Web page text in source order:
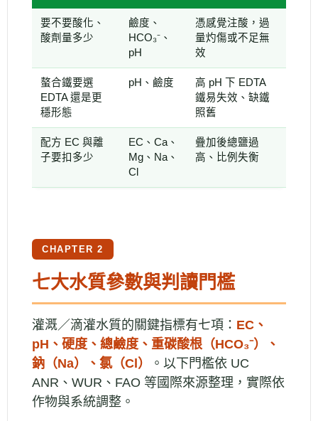
要不要酸化、
酸劑量多少
鹼度、
HCO₃⁻、
pH
憑感覺注酸，過
量灼傷或不足無
效
螯合鐵要選
EDTA 還是更
穩形態
pH、鹼度
高 pH 下 EDTA
鐵易失效、缺鐵
照舊
配方 EC 與離
子要扣多少
EC、Ca、
Mg、Na、
Cl
疊加後總鹽過
高、比例失衡
CHAPTER 2
七大水質參數與判讀門檻
灌溉／滴灌水質的關鍵指標有七項： EC、
pH、硬度、總鹼度、重碳酸根（HCO₃⁻）、
鈉（Na）、氯（Cl）
。以下門檻依 UC
ANR、WUR、FAO 等國際來源整理，實際依
作物與系統調整。